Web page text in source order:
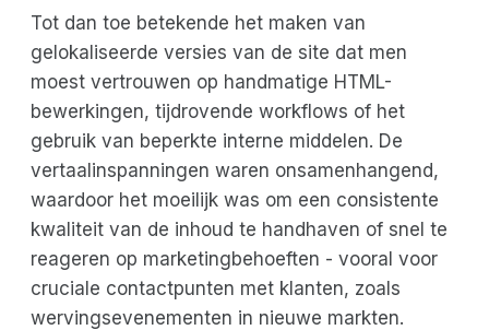
Tot dan toe betekende het maken van
gelokaliseerde versies van de site dat men
moest vertrouwen op handmatige HTML-
bewerkingen, tijdrovende workflows of het
gebruik van beperkte interne middelen. De
vertaalinspanningen waren onsamenhangend,
waardoor het moeilijk was om een consistente
kwaliteit van de inhoud te handhaven of snel te
reageren op marketingbehoeften - vooral voor
cruciale contactpunten met klanten, zoals
wervingsevenementen in nieuwe markten.